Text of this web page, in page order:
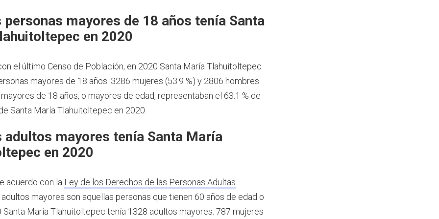
personas mayores de 18 años tenía Santa
en 2020
el último Censo de Población, en 2020 Santa María Tlahuitoltepec
mayores de 18 años: 3286 mujeres (53.9 %) y 2806 hombres
de 18 años, o mayores de edad, representaban el 63.1 % de
Santa María Tlahuitoltepec en 2020.
adultos mayores tenía Santa María
en 2020
acuerdo con la Ley de los Derechos de las Personas Adultas
adultos mayores son aquellas personas que tienen 60 años de edad o
Santa María Tlahuitoltepec tenía 1328 adultos mayores: 787 mujeres